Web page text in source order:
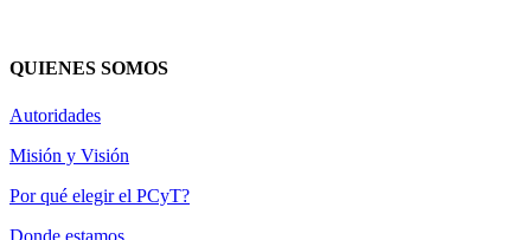
QUIENES SOMOS
Autoridades
Misión y Visión
Por qué elegir el PCyT?
Donde estamos